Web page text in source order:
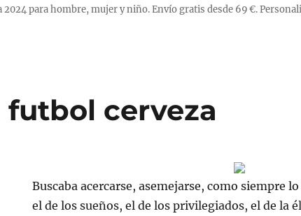
para hombre, mujer y niño. Envío gratis desde 69 €.
cerveza
Buscaba acercarse, asemejarse, como siempre
el de los sueños, el de los privilegiados, el de la